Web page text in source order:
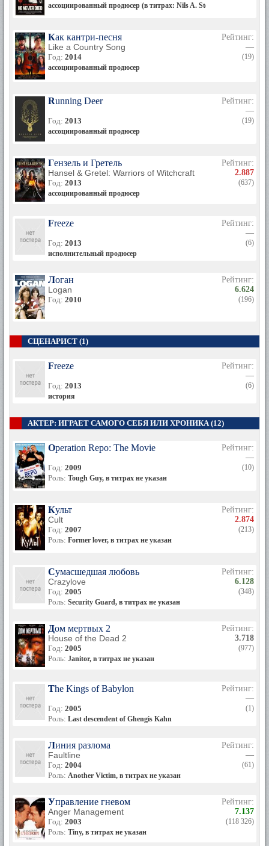
ассоциированный продюсер (в титрах: Nils A. Stewart)
Как кантри-песня
Like a Country Song
Год: 2014
ассоциированный продюсер
Рейтинг:
—
(19)
Running Deer
Год: 2013
ассоциированный продюсер
Рейтинг:
—
(19)
Гензель и Гретель
Hansel & Gretel: Warriors of Witchcraft
Год: 2013
ассоциированный продюсер
Рейтинг:
2.887
(637)
Freeze
Год: 2013
исполнительный продюсер
Рейтинг:
—
(6)
Логан
Logan
Год: 2010
Рейтинг:
6.624
(196)
СЦЕНАРИСТ (1)
Freeze
Год: 2013
история
Рейтинг:
—
(6)
АКТЕР: ИГРАЕТ САМОГО СЕБЯ ИЛИ ХРОНИКА (12)
Operation Repo: The Movie
Год: 2009
Роль: Tough Guy, в титрах не указан
Рейтинг:
—
(10)
Культ
Cult
Год: 2007
Роль: Former lover, в титрах не указан
Рейтинг:
2.874
(213)
Сумасшедшая любовь
Crazylove
Год: 2005
Роль: Security Guard, в титрах не указан
Рейтинг:
6.128
(348)
Дом мертвых 2
House of the Dead 2
Год: 2005
Роль: Janitor, в титрах не указан
Рейтинг:
3.718
(977)
The Kings of Babylon
Год: 2005
Роль: Last descendent of Ghengis Kahn
Рейтинг:
—
(1)
Линия разлома
Faultline
Год: 2004
Роль: Another Victim, в титрах не указан
Рейтинг:
—
(61)
Управление гневом
Anger Management
Год: 2003
Роль: Tiny, в титрах не указан
Рейтинг:
7.137
(118 326)